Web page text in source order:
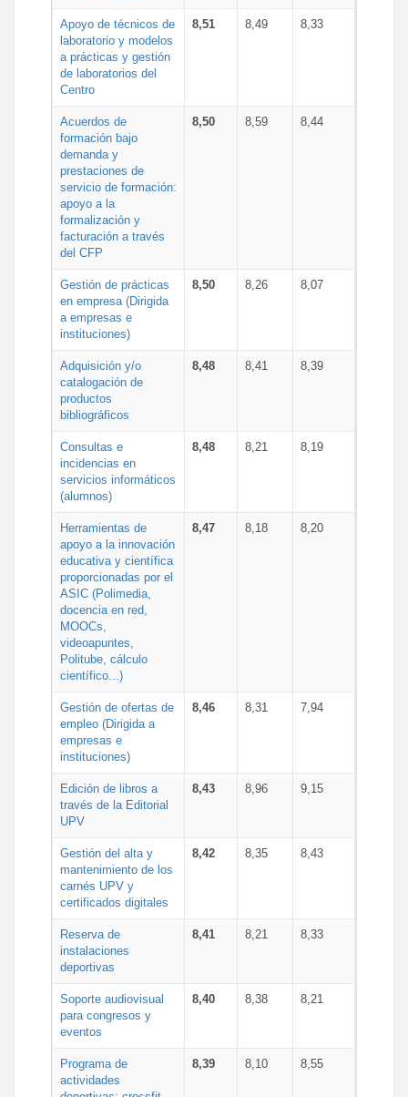
Apoyo de técnicos de
laboratorio y modelos
a prácticas y gestión
de laboratorios del
Centro
8,51 8,49 8,33
Acuerdos de
formación bajo
demanda y
prestaciones de
servicio de formación:
apoyo a la
formalización y
facturación a través
del CFP
8,50 8,59 8,44
Gestión de prácticas
en empresa (Dirigida
a empresas e
instituciones)
8,50 8,26 8,07
Adquisición y/o
catalogación de
productos
bibliográficos
8,48 8,41 8,39
Consultas e
incidencias en
servicios informáticos
(alumnos)
8,48 8,21 8,19
Herramientas de
apoyo a la innovación
educativa y científica
proporcionadas por el
ASIC (Polimedia,
docencia en red,
MOOCs,
videoapuntes,
Politube, cálculo
científico...)
8,47 8,18 8,20
Gestión de ofertas de
empleo (Dirigida a
empresas e
instituciones)
8,46 8,31 7,94
Edición de libros a
través de la Editorial
UPV
8,43 8,96 9,15
Gestión del alta y
mantenimiento de los
carnés UPV y
certificados digitales
8,42 8,35 8,43
Reserva de
instalaciones
deportivas
8,41 8,21 8,33
Soporte audiovisual
para congresos y
eventos
8,40 8,38 8,21
Programa de
actividades
8,39 8,10 8,55